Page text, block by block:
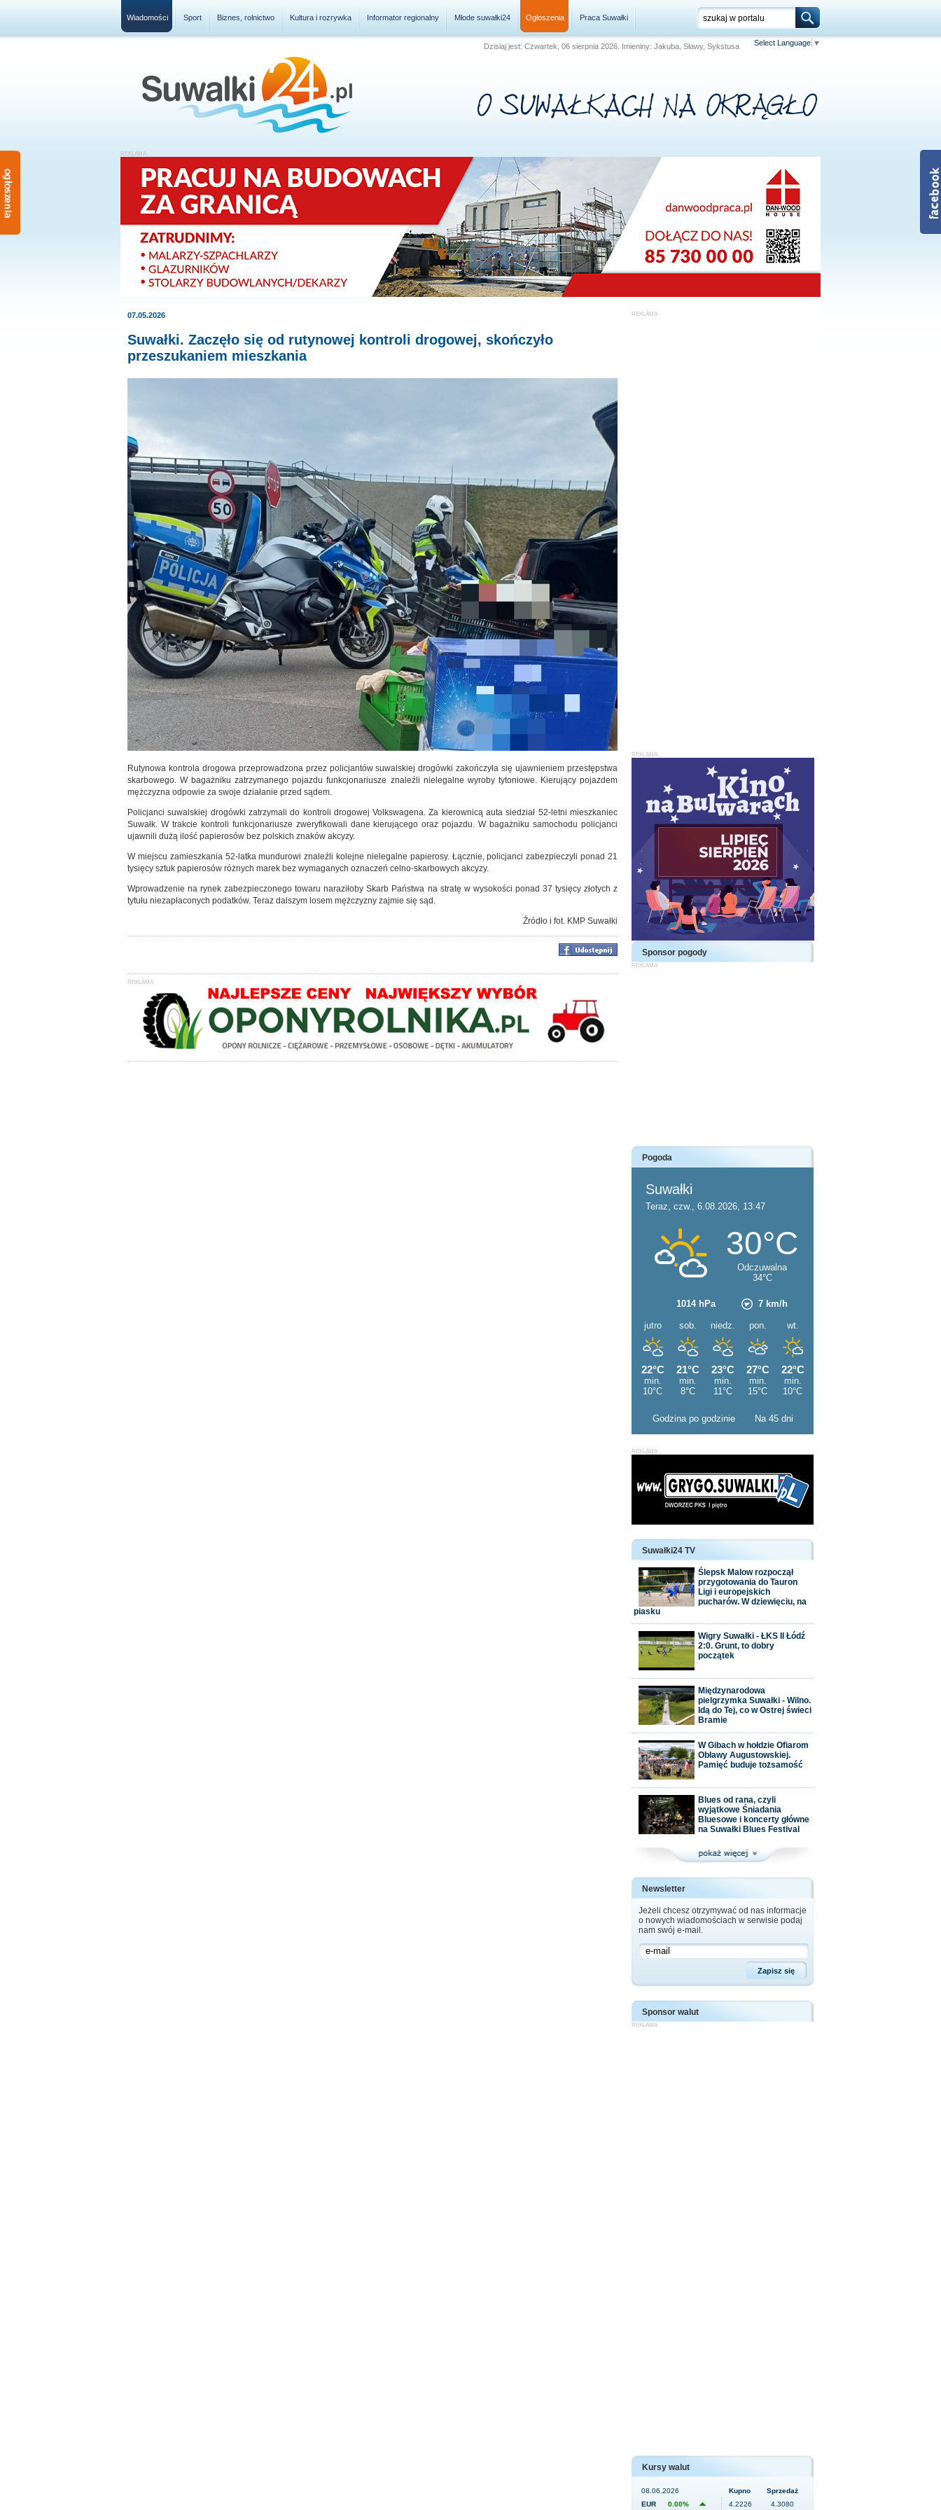
Wiadomości Sport Biznes, rolnictwo Kultura i rozrywka Informator regionalny Młode suwałki24 Ogłoszenia Praca Suwałki
Dzisiaj jest: Czwartek, 06 sierpnia 2026. Imieniny: Jakuba, Sławy, Sykstusa Select Language ▼
07.05.2026
Suwałki. Zaczęło się od rutynowej kontroli drogowej, skończyło
przeszukaniem mieszkania
Rutynowa kontrola drogowa przeprowadzona przez policjantów suwalskiej drogówki zakończyła się ujawnieniem przestępstwa
skarbowego. W bagażniku zatrzymanego pojazdu funkcjonariusze znaleźli nielegalne wyroby tytoniowe. Kierujący pojazdem
mężczyzna odpowie za swoje działanie przed sądem.
Policjanci suwalskiej drogówki zatrzymali do kontroli drogowej Volkswagena. Za kierownicą auta siedział 52-letni mieszkaniec
Suwałk. W trakcie kontroli funkcjonariusze zweryfikowali dane kierującego oraz pojazdu. W bagażniku samochodu policjanci
ujawnili dużą ilość papierosów bez polskich znaków akcyzy.
W miejscu zamieszkania 52-latka mundurowi znaleźli kolejne nielegalne papierosy. Łącznie, policjanci zabezpieczyli ponad 21
tysięcy sztuk papierosów różnych marek bez wymaganych oznaczeń celno-skarbowych akcyzy.
Wprowadzenie na rynek zabezpieczonego towaru naraziłoby Skarb Państwa na stratę w wysokości ponad 37 tysięcy złotych z
tytułu niezapłaconych podatków. Teraz dalszym losem mężczyzny zajmie się sąd.
Źródło i fot. KMP Suwałki
Sponsor pogody
Pogoda
Godzina po godzinie Na 45 dni
Suwałki24 TV
Ślepsk Malow rozpoczął
przygotowania do Tauron
Ligi i europejskich
pucharów. W dziewięciu, na
piasku
Wigry Suwałki - ŁKS II Łódź
2:0. Grunt, to dobry
początek
Międzynarodowa
pielgrzymka Suwałki - Wilno.
Idą do Tej, co w Ostrej świeci
Bramie
W Gibach w hołdzie Ofiarom
Obławy Augustowskiej.
Pamięć buduje tożsamość
Blues od rana, czyli
wyjątkowe Śniadania
Bluesowe i koncerty główne
na Suwałki Blues Festival
Newsletter
Jeżeli chcesz otrzymywać od nas informacje
o nowych wiadomościach w serwisie podaj
nam swój e-mail.
Sponsor walut
Kursy walut
08.06.2026 Kupno
Sprzedaż
EUR
0.00% 4.2226 4.3080